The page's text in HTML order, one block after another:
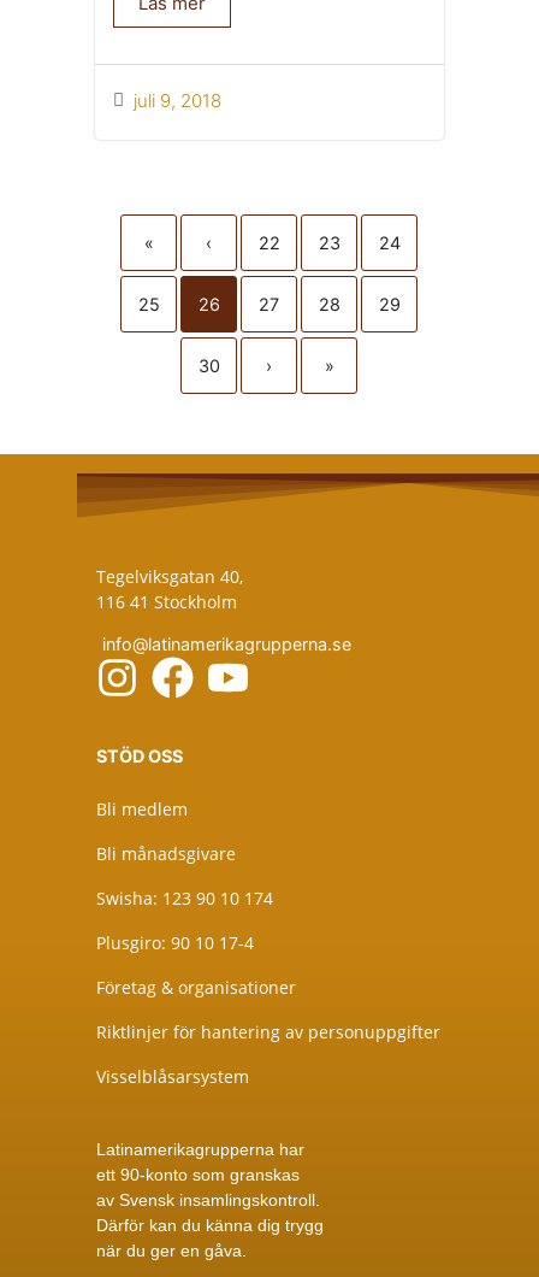
juli 9, 2018
« ‹ 22 23 24
25 26 27 28 29
30 › »
Tegelviksgatan 40,
116 41 Stockholm
info@latinamerikagrupperna.se
STÖD OSS
Bli medlem
Bli månadsgivare
Swisha: 123 90 10 174
Plusgiro: 90 10 17-4
Företag & organisationer
Riktlinjer för hantering av personuppgifter
Visselblåsarsystem
Latinamerikagrupperna har
ett 90-konto som granskas
av Svensk insamlingskontroll
Därför kan du känna dig trygg
när du ger en gåva.